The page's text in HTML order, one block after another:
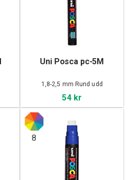
Uni Posca pc-5M
1,8-2,5 mm Rund udd
54 kr
8